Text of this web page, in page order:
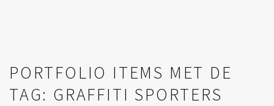
PORTFOLIO ITEMS MET DE
TAG: GRAFFITI SPORTERS